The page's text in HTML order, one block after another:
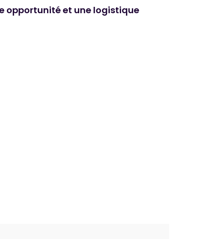
opportunité et une logistique